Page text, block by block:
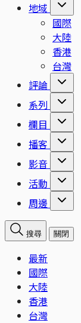
地域
國際
大陸
香港
台灣
評論
系列
欄目
播客
影音
活動
周邊
搜尋 關閉
最新
國際
大陸
香港
台灣